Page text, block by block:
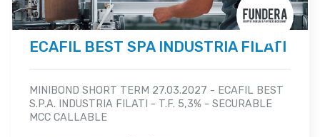
ECAFIL BEST SPA INDUSTRIA FILATI
MINIBOND SHORT TERM 27.03.2027 - ECAFIL BEST
S.P.A. INDUSTRIA FILATI - T.F. 5,3% - SECURABLE
MCC CALLABLE